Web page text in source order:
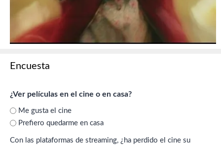
Encuesta
¿Ver películas en el cine o en casa?
Me gusta el cine
Prefiero quedarme en casa
Con las plataformas de streaming, ¿ha perdido el cine su